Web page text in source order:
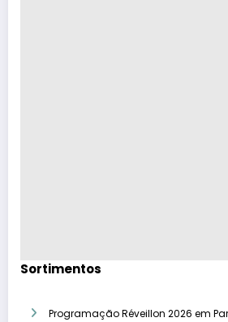
Sortimentos
Programação Réveillon 2026 em